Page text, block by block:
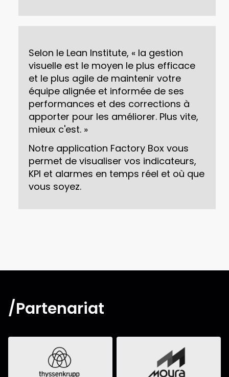
Selon le Lean Institute, « la gestion
visuelle est le moyen le plus efficace
et le plus agile de maintenir votre
équipe alignée et informée de ses
performances et des corrections à
apporter pour les améliorer. Plus vite,
mieux c'est. »
Notre application Factory Box vous
permet de visualiser vos indicateurs,
KPI et alarmes en temps réel et où que
vous soyez.
/Partenariat